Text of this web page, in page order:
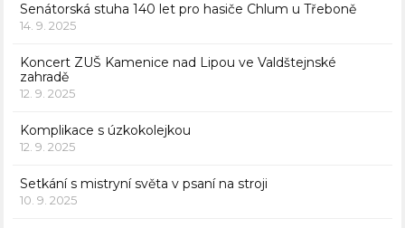
Senátorská stuha 140 let pro hasiče Chlum u Třeboně
14. 9. 2025
Koncert ZUŠ Kamenice nad Lipou ve Valdštejnské
zahradě
12. 9. 2025
Komplikace s úzkokolejkou
12. 9. 2025
Setkání s mistryní světa v psaní na stroji
10. 9. 2025